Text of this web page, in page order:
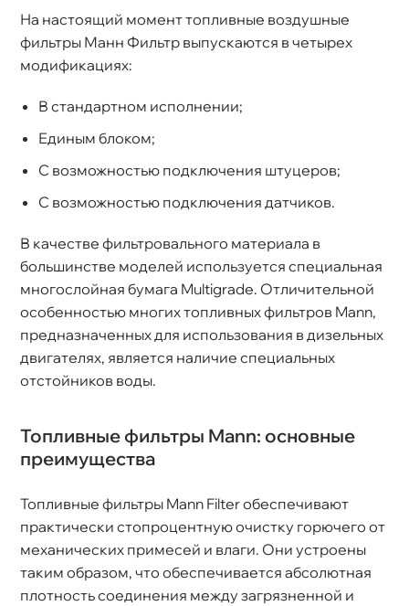
На настоящий момент топливные воздушные
фильтры Манн Фильтр выпускаются в четырех
модификациях:
стандартном исполнении;
Единым блоком;
С возможностью подключения штуцеров;
С возможностью подключения датчиков.
качестве фильтровального материала
ольшинстве моделей используется специальная
многослойная бумага Multigrade. Отличительной
особенностью многих топливных фильтров Mann,
предназначенных для использования в дизельных
двигателях, является наличие специальных
отстойников воды.
Топливные фильтры Mann: основные
преимущества
Топливные фильтры Mann Filter обеспечивают
практически стопроцентную очистку горючего от
механических примесей и влаги. Они устроены
таким образом, что обеспечивается абсолютная
плотность соединения между загрязненной и